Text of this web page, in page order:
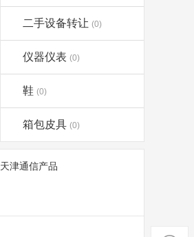
二手设备转让 (0)
仪器仪表 (0)
鞋 (0)
箱包皮具 (0)
天津通信产品